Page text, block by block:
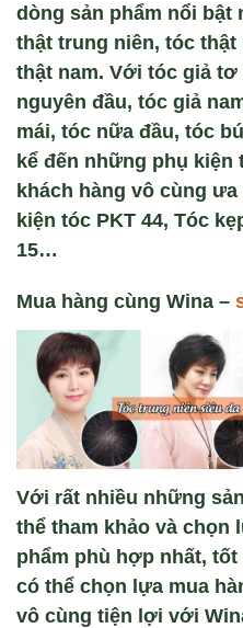
dòng sản phẩm nổi bật
thật trung niên, tóc
thật nam. Với tóc giả
nguyên đầu, tóc giả
mái, tóc nữa đầu, tóc
kể đến những phụ
khách hàng vô cùng
kiện tóc PKT 44, Tóc
15…
Mua hàng cùng Wina –
Với rất nhiều những
thể tham khảo và chọn
phẩm phù hợp nhất,
có thể chọn lựa mua
vô cùng tiện lợi với